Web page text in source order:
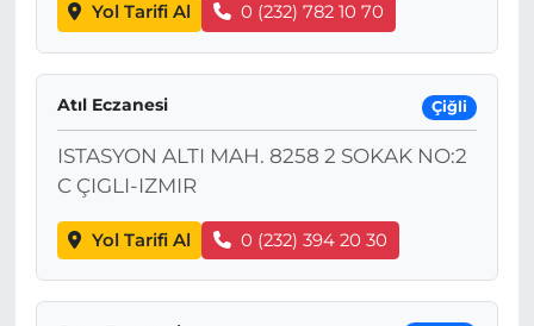
Yol Tarifi Al 0 (232) 782 10 70
Atıl Eczanesi Çiğli
ISTASYON ALTI MAH. 8258 2 SOKAK NO:2
C ÇIGLI-IZMIR
Yol Tarifi Al 0 (232) 394 20 30